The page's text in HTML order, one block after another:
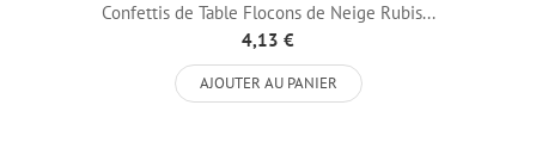
Confettis de Table Flocons de Neige Rubis...
4,13 €
AJOUTER AU PANIER